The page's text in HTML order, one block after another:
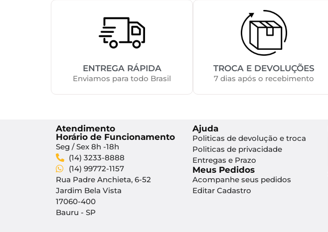
ENTREGA RÁPIDA
Enviamos para todo Brasil
TROCA E DEVOLUÇÕES
7 dias após o recebimento
Atendimento
Horário de Funcionamento
Seg / Sex 8h -18h
(14) 3233-8888
(14) 99772-1157
Rua Padre Anchieta, 6-52
Jardim Bela Vista
17060-400
Bauru - SP
Ajuda
Politicas de devolução e troca
Politicas de privacidade
Entregas e Prazo
Meus Pedidos
Acompanhe seus pedidos
Editar Cadastro